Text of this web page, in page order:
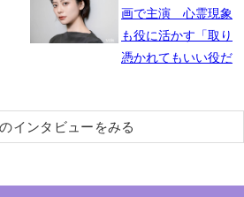
画で主演 心霊現象
も役に活かす「取り
憑かれてもいい役だ
インタビューをみる